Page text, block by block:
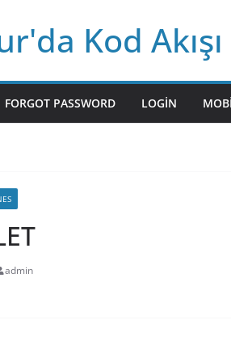
Kod Akışı
FORGOT PASSWORD LOGIN
admin